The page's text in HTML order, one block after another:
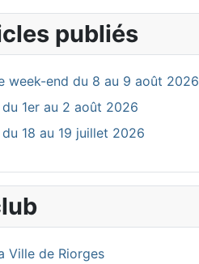
publiés
week-end du 8 au 9 août 2026
1er au 2 août 2026
18 au 19 juillet 2026
Ville de Riorges